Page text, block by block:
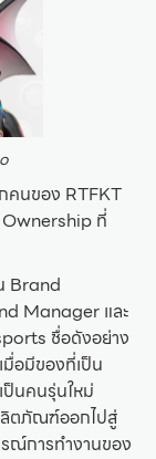
คนของ RTFKT
ที่
Brand
Manager และ
ชื่อดังอย่าง
อมีของที่เป็น
นคนรุ่นใหม่
ตภัณฑ์ออกไปสู่
รณ์การทำงานของ